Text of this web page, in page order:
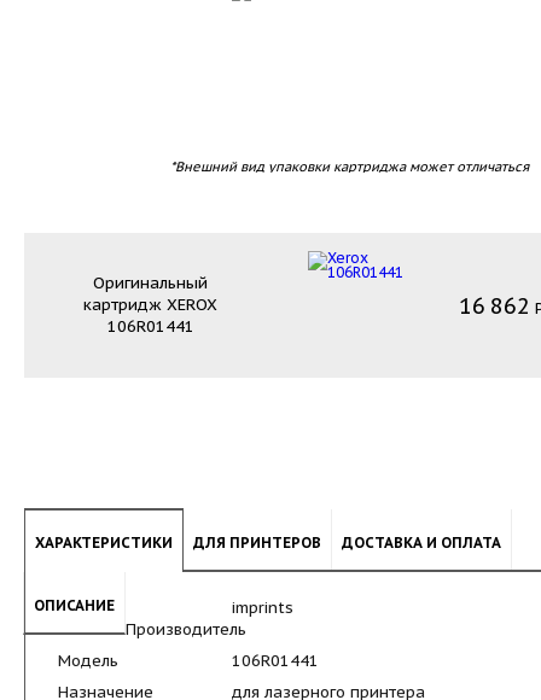
*Внешний вид упаковки картриджа может отличаться
Оригинальный
картридж XEROX
106R01441
16 862
ХАРАКТЕРИСТИКИ ДЛЯ ПРИНТЕРОВ ДОСТАВКА И ОПЛАТА
ОПИСАНИЕ
imprints
Производитель
106R01441
Модель
для лазерного принтера
Назначение